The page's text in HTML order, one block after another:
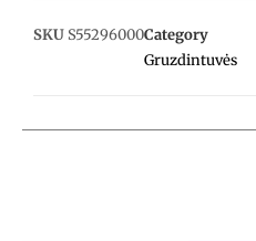
SKU S55296000Category
Gruzdintuvės